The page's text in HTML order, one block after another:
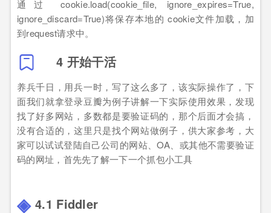
通过 cookie.load(cookie_file, ignore_expires=True,
ignore_discard=True)将保存本地的 cookie文件加载，加
到request请求中。
4 开始干活
养兵千日，用兵一时，写了这么多了，该实际操作了，下
面我们就拿登录豆瓣为例子讲解一下实际使用效果，发现
找了好多网站，多数都是要验证码的，那个后面才会搞，
没有合适的，这里只是找个网站做例子，供大家参考，大
家可以试试登陆自己公司的网站、OA、或其他不需要验证
码的网址，首先先了解一下一个抓包小工具
4.1 Fiddler